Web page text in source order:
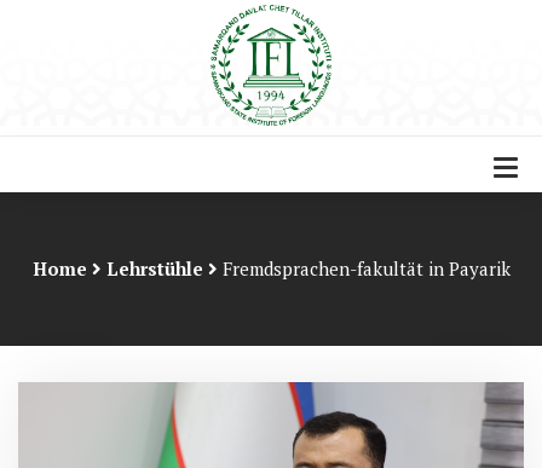
Home Lehrstühle Fremdsprachen-fakultät in Payarik